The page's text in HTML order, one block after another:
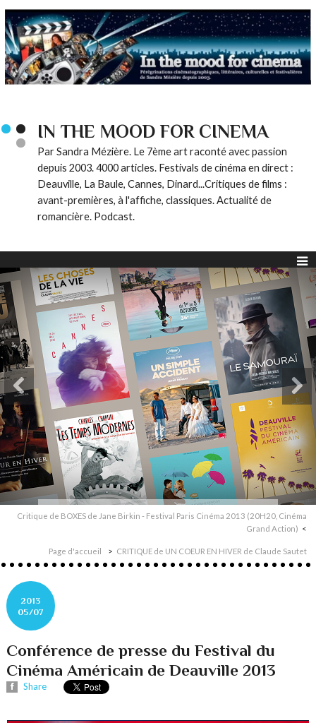
IN THE MOOD FOR CINEMA
Par Sandra Mézière. Le 7ème art raconté avec passion
depuis 2003. 4000 articles. Festivals de cinéma en direct :
Deauville, La Baule, Cannes, Dinard...Critiques de films :
avant-premières, à l'affiche, classiques. Actualité de
romancière. Podcast.
Critique de BOXES de Jane Birkin - Festival Paris Cinéma 2013 (20H20, Cinéma
Grand Action)
Page d'accueil CRITIQUE de UN COEUR EN HIVER de Claude Sautet
2013
05/07
Conférence de presse du Festival du
Cinéma Américain de Deauville 2013
Share